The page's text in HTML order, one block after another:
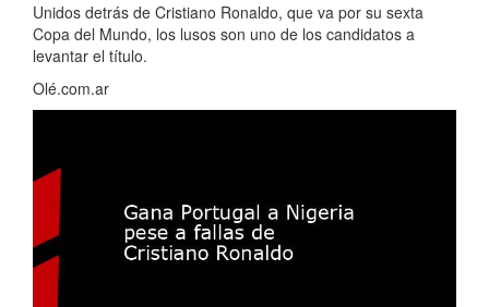
Unidos detrás de Cristiano Ronaldo, que va por su sexta
Copa del Mundo, los lusos son uno de los candidatos a
levantar el título.
Olé.com.ar